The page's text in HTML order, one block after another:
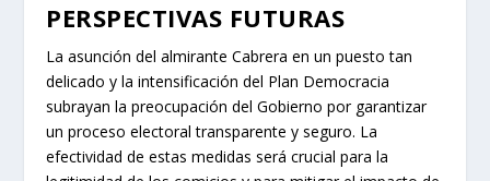
PERSPECTIVAS FUTURAS
La asunción del almirante Cabrera en un puesto tan
delicado y la intensificación del Plan Democracia
subrayan la preocupación del Gobierno por garantizar
un proceso electoral transparente y seguro. La
efectividad de estas medidas será crucial para la